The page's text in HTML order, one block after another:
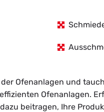
der Ofen­an­la­gen und
Ofen­an­la­gen.
bei­tra­gen, Ihre